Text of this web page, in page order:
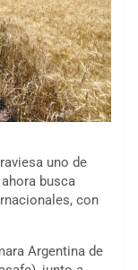
uno de
busca
con
Argentina de